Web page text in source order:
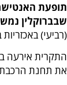
תופעת
שבברוקלין
(רביעי)
התקרית אירעה
את תחנת הרכבת